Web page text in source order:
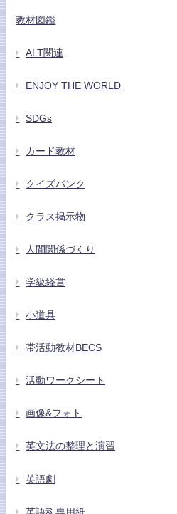
教材図鑑
ALT関連
ENJOY THE WORLD
SDGs
カード教材
クイズバンク
クラス掲示物
人間関係づくり
学級経営
小道具
帯活動教材BECS
活動ワークシート
画像&フォト
英文法の整理と演習
英語劇
英語科専用紙